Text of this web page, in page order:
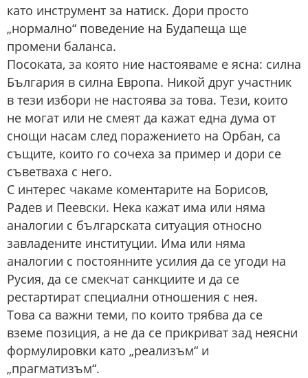
като инструмент за натиск. Дори просто
„нормално“ поведение на Будапеща ще
промени баланса.
Посоката, за която ние настояваме е ясна: силна
България в силна Европа. Никой друг участник
в тези избори не настоява за това. Тези, които
не могат или не смеят да кажат една дума от
снощи насам след поражението на Орбан, са
същите, които го сочеха за пример и дори се
съветваха с него.
С интерес чакаме коментарите на Борисов,
Радев и Пеевски. Нека кажат има или няма
аналогии с българската ситуация относно
завладените институции. Има или няма
аналогии с постоянните усилия да се угоди на
Русия, да се смекчат санкциите и да се
рестартират специални отношения с нея.
Това са важни теми, по които трябва да се
вземе позиция, а не да се прикриват зад неясни
формулировки като „реализъм“ и
„прагматизъм“.